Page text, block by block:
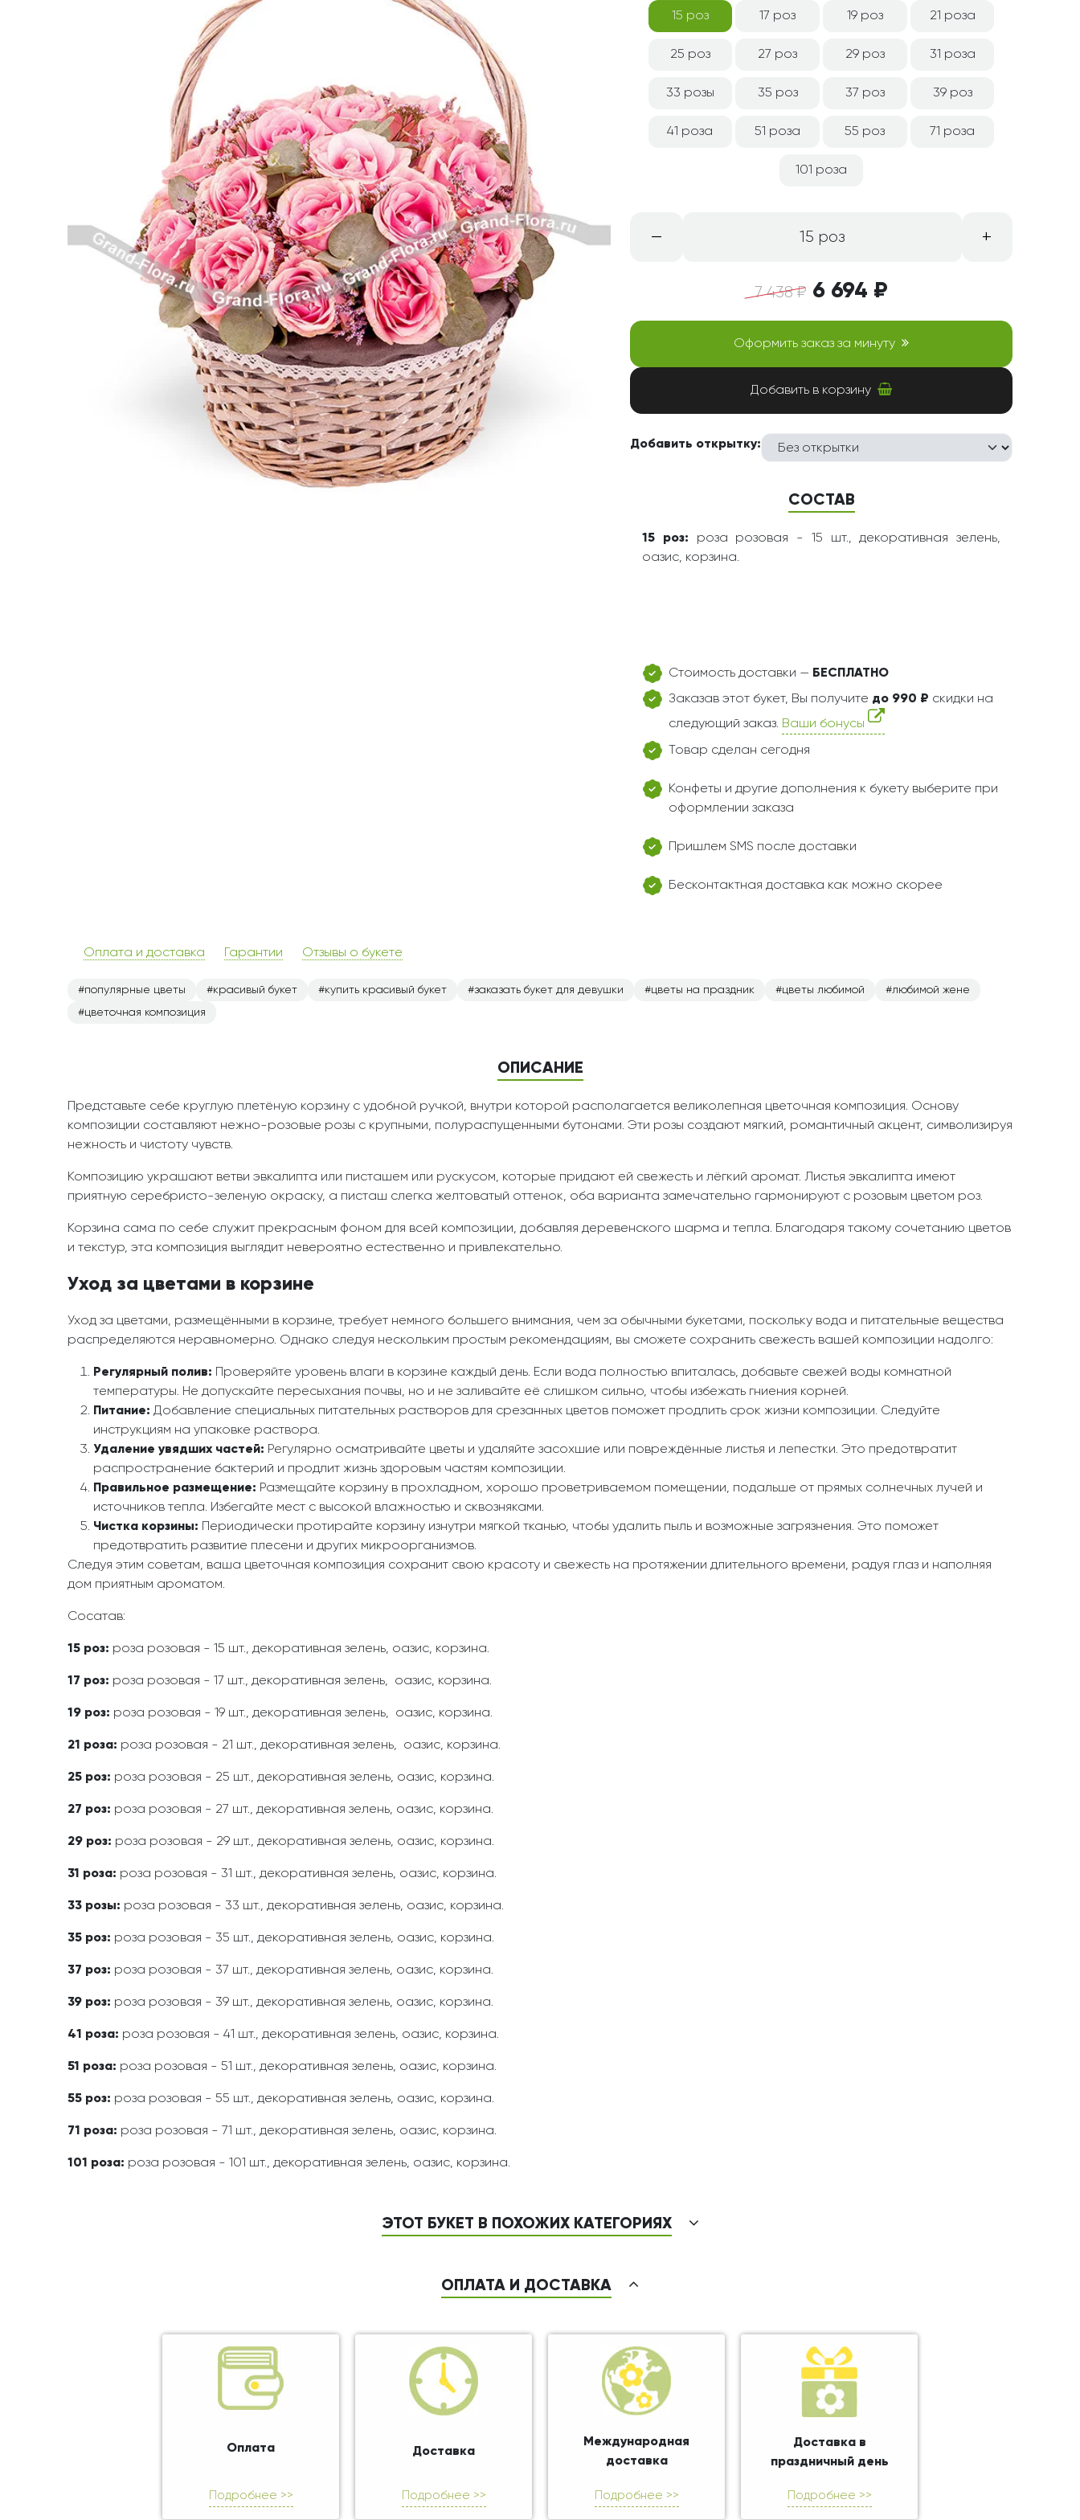
Розы Гран-При
Корзины с розами
Кустовые розы
Миксы из роз
Сердца из роз
Монобукеты
Разноцветные
Эксклюзивные букеты
Смешанные
Свадьба
Свидание
Брату
Врачу
Коллеге
Бабушке
Дедушке
15 роз 17 роз 19 роз 21 роза
25 роз 27 роз 29 роз 31 роза
33 розы 35 роз 37 роз 39 роз
41 роза 51 роза 55 роз 71 роза
101 роза
– 15 роз +
7 438 ₽ 6 694 ₽
Оформить заказ за минуту
Добавить в корзину
Добавить открытку:
СОСТАВ
15 роз: роза розовая - 15 шт., декоративная зелень,
оазис, корзина.
Стоимость доставки — БЕСПЛАТНО
Заказав этот букет, Вы получите до 990 ₽ скидки на
следующий заказ. Ваши бонусы
Товар сделан сегодня
Конфеты и другие дополнения к букету выберите при
оформлении заказа
Пришлем SMS после доставки
Бесконтактная доставка как можно скорее
Оплата и доставка Гарантии Отзывы о букете
популярные цветы красивый букет купить красивый букет заказать букет для девушки цветы на праздник цветы любимой
любимой жене
цветочная композиция
ОПИСАНИЕ
Представьте себе круглую плетёную корзину с удобной ручкой, внутри которой располагается великолепная цветочная композиция. Основу
композиции составляют нежно-розовые розы с крупными, полураспущенными бутонами. Эти розы создают мягкий, романтичный акцент, символизируя
нежность и чистоту чувств.
Композицию украшают ветви эвкалипта или писташем или рускусом, которые придают ей свежесть и лёгкий аромат. Листья эвкалипта имеют
приятную серебристо-зеленую окраску, а писташ слегка желтоватый оттенок, оба варианта замечательно гармонируют с розовым цветом роз.
Корзина сама по себе служит прекрасным фоном для всей композиции, добавляя деревенского шарма и тепла. Благодаря такому сочетанию цветов
и текстур, эта композиция выглядит невероятно естественно и привлекательно.
Уход за цветами в корзине
Уход за цветами, размещёнными в корзине, требует немного большего внимания, чем за обычными букетами, поскольку вода и питательные вещества
распределяются неравномерно. Однако следуя нескольким простым рекомендациям, вы сможете сохранить свежесть вашей композиции надолго:
Регулярный полив: Проверяйте уровень влаги в корзине каждый день. Если вода полностью впиталась, добавьте свежей воды комнатной
температуры. Не допускайте пересыхания почвы, но и не заливайте её слишком сильно, чтобы избежать гниения корней.
Питание: Добавление специальных питательных растворов для срезанных цветов поможет продлить срок жизни композиции. Следуйте
инструкциям на упаковке раствора.
Удаление увядших частей: Регулярно осматривайте цветы и удаляйте засохшие или повреждённые листья и лепестки. Это предотвратит
распространение бактерий и продлит жизнь здоровым частям композиции.
Правильное размещение: Размещайте корзину в прохладном, хорошо проветриваемом помещении, подальше от прямых солнечных лучей и
источников тепла. Избегайте мест с высокой влажностью и сквозняками.
Чистка корзины: Периодически протирайте корзину изнутри мягкой тканью, чтобы удалить пыль и возможные загрязнения. Это поможет
предотвратить развитие плесени и других микроорганизмов.
Следуя этим советам, ваша цветочная композиция сохранит свою красоту и свежесть на протяжении длительного времени, радуя глаз и наполняя
дом приятным ароматом.
Сосатав:
15 роз: роза розовая - 15 шт., декоративная зелень, оазис, корзина.
17 роз: роза розовая - 17 шт., декоративная зелень, оазис, корзина.
19 роз: роза розовая - 19 шт., декоративная зелень, оазис, корзина.
21 роза: роза розовая - 21 шт., декоративная зелень, оазис, корзина.
25 роз: роза розовая - 25 шт., декоративная зелень, оазис, корзина.
27 роз: роза розовая - 27 шт., декоративная зелень, оазис, корзина.
29 роз: роза розовая - 29 шт., декоративная зелень, оазис, корзина.
31 роза: роза розовая - 31 шт., декоративная зелень, оазис, корзина.
33 розы: роза розовая - 33 шт., декоративная зелень, оазис, корзина.
35 роз: роза розовая - 35 шт., декоративная зелень, оазис, корзина.
37 роз: роза розовая - 37 шт., декоративная зелень, оазис, корзина.
39 роз: роза розовая - 39 шт., декоративная зелень, оазис, корзина.
41 роза: роза розовая - 41 шт., декоративная зелень, оазис, корзина.
51 роза: роза розовая - 51 шт., декоративная зелень, оазис, корзина.
55 роз: роза розовая - 55 шт., декоративная зелень, оазис, корзина.
71 роза: роза розовая - 71 шт., декоративная зелень, оазис, корзина.
101 роза: роза розовая - 101 шт., декоративная зелень, оазис, корзина.
ЭТОТ БУКЕТ В ПОХОЖИХ КАТЕГОРИЯХ
ОПЛАТА И ДОСТАВКА
Оплата
Подробнее >>
Доставка
Подробнее >>
Международная
доставка
Подробнее >>
Доставка в
праздничный день
Подробнее >>